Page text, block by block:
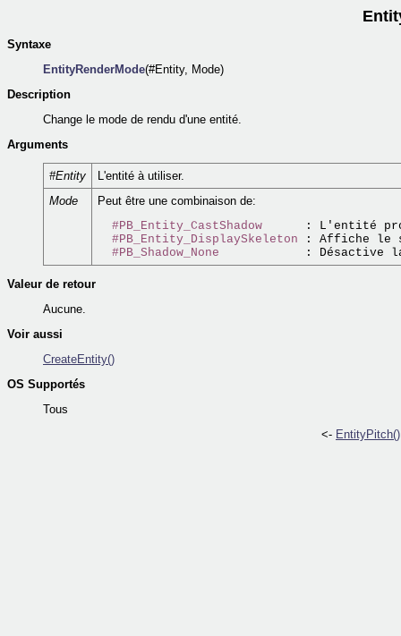
Syntaxe
EntityRenderMode(#Entity, Mode)
Description
Change le mode de rendu d'une entité.
Arguments
#Entity
L'entité à utiliser.
Mode
Peut être une combinaison de:
#PB_Entity_CastShadow
: L'entité
#PB_Entity_DisplaySkeleton : Affiche le
#PB_Shadow_None
Valeur de retour
Aucune.
Voir aussi
CreateEntity()
OS Supportés
Tous
<- EntityPitch()